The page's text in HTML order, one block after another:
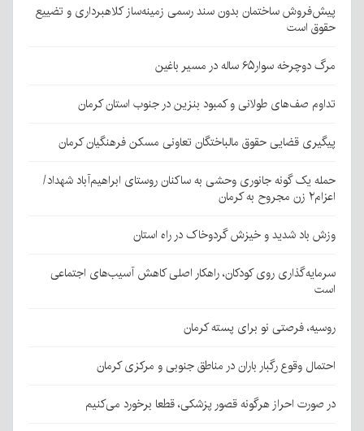
پیش‌فروش ساختمان بدون سند رسمی زمینه‌ساز کلاهبرداری و تضییع
حقوق است
مرگ دوچرخه سوار۶۵ ساله در مسیر باغین
تداوم صف‌های طولانی و کمبود بنزین در جنوب استان کرمان
پیگیری قضایی حقوق مالباختگان تعاونی مسکن فرهنگیان کرمان
حمله یک گونه جانوری وحشی به ساکنان روستای ابراهیم‌آباد شهداد/
اعزام۲ زن مجروح به کرمان
وزش باد شدید و خیزش گردوخاک در راه استان
سرمایه‌گذاری روی کودکان، راهکار اصلی کاهش آسیب‌های اجتماعی
است
روسیه، فرصتی نو برای پسته کرمان
احتمال وقوع رگبار باران در مناطق جنوبی و مرکزی کرمان
در صورت احراز هرگونه قصور پزشکی، قطعا برخورد می‌کنیم